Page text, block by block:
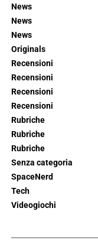
News
News
News
Originals
Recensioni
Recensioni
Recensioni
Recensioni
Rubriche
Rubriche
Rubriche
Senza categoria
SpaceNerd
Tech
Videogiochi